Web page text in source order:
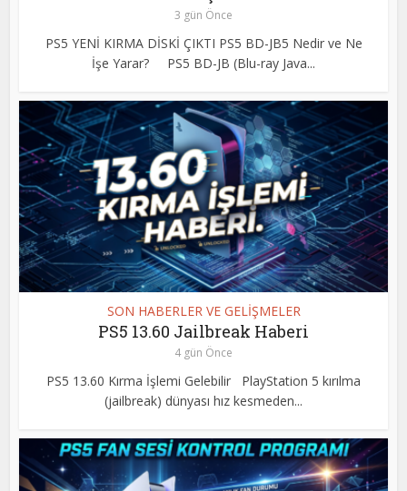
3 gün Önce
PS5 YENİ KIRMA DİSKİ ÇIKTI PS5 BD-JB5 Nedir ve Ne
İşe Yarar? PS5 BD-JB (Blu-ray Java...
SON HABERLER VE GELİŞMELER
PS5 13.60 Jailbreak Haberi
4 gün Önce
PS5 13.60 Kırma İşlemi Gelebilir PlayStation 5 kırılma
(jailbreak) dünyası hız kesmeden...